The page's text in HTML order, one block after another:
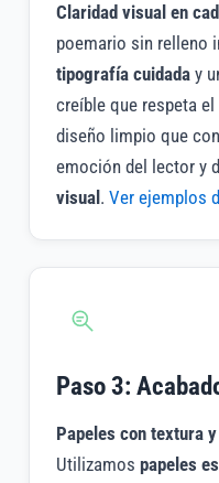
Claridad visual en
poemario sin relleno
tipografía cuidaday
creíble que respeta
diseño limpio que
emoción del lector y
visual . Ver ejemplos
Paso 3:
Papeles con textura
Utilizamos papeles